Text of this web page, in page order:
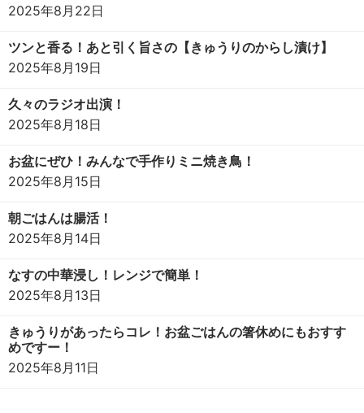
2025年8月22日
ツンと香る！あと引く旨さの【きゅうりのからし漬け】
2025年8月19日
久々のラジオ出演！
2025年8月18日
お盆にぜひ！みんなで手作りミニ焼き鳥！
2025年8月15日
朝ごはんは腸活！
2025年8月14日
なすの中華浸し！レンジで簡単！
2025年8月13日
きゅうりがあったらコレ！お盆ごはんの箸休めにもおすす
めですー！
2025年8月11日